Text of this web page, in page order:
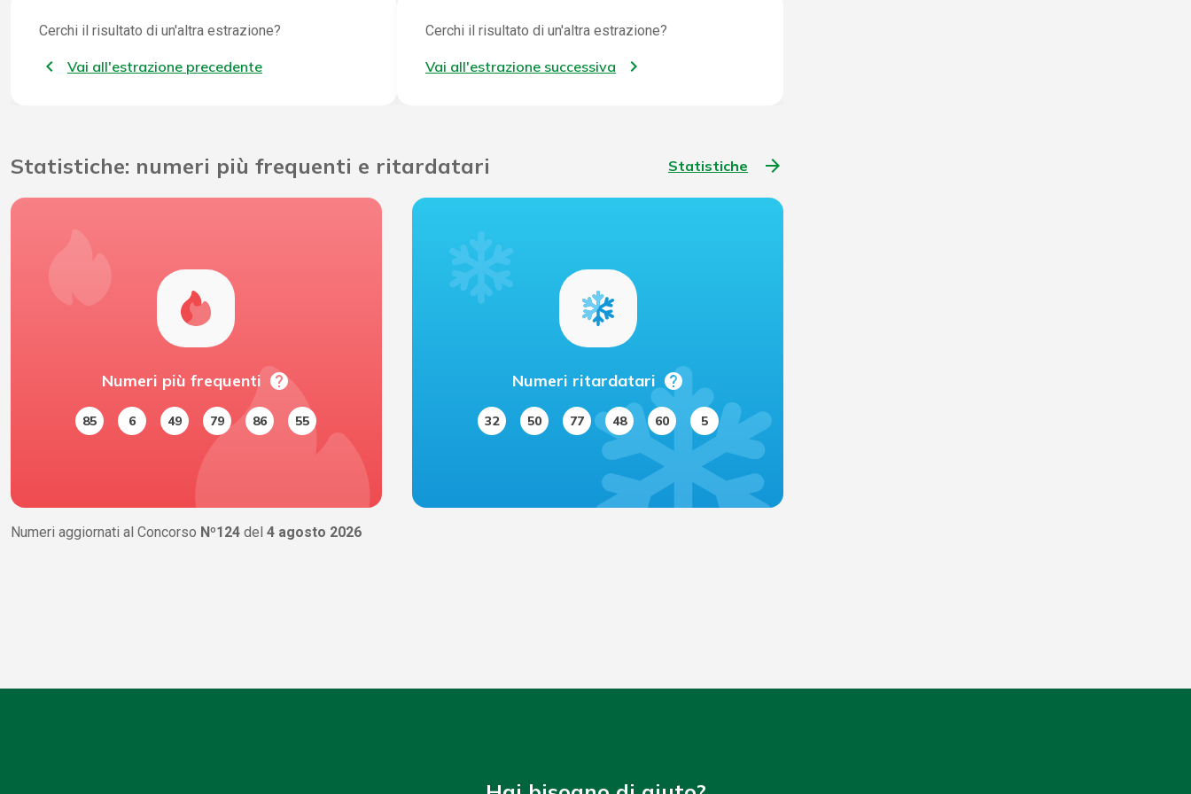
Cerchi il risultato di un'altra estrazione?
Vai all'estrazione precedente
Cerchi il risultato di un'altra estrazione?
Vai all'estrazione successiva
Statistiche: numeri più frequenti e ritardatari Statistiche arrow_forward
Numeri più frequenti help
85 6 49 79 86 55
Numeri ritardatari help
32 50 77 48 60 5
Numeri aggiornati al Concorso Nº124 del 4 agosto 2026